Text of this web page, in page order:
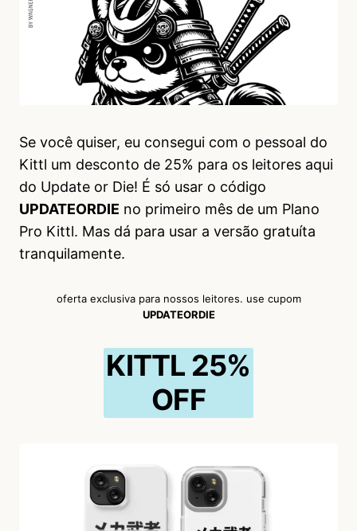
Se você quiser, eu consegui com o pessoal do
Kittl um desconto de 25% para os leitores aqui
do Update or Die! É só usar o código
UPDATEORDIE no primeiro mês de um Plano
Pro Kittl. Mas dá para usar a versão gratuíta
tranquilamente.
oferta exclusiva para nossos leitores. use cupom
UPDATEORDIE
KITTL 25%
OFF